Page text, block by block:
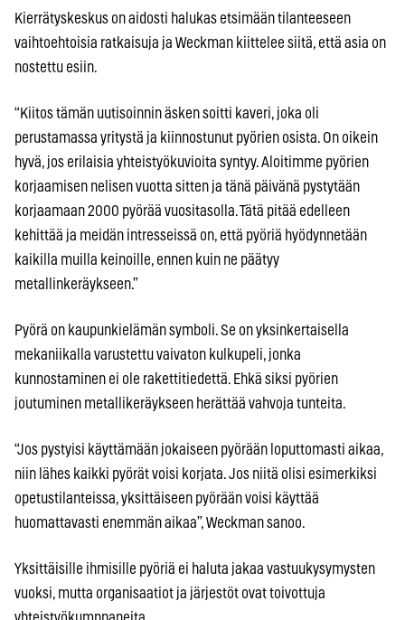
Kierrätyskeskus on aidosti halukas etsimään tilanteeseen
vaihtoehtoisia ratkaisuja ja Weckman kiittelee siitä, että asia on
nostettu esiin.
“Kiitos tämän uutisoinnin äsken soitti kaveri, joka oli
perustamassa yritystä ja kiinnostunut pyörien osista. On oikein
hyvä, jos erilaisia yhteistyökuvioita syntyy. Aloitimme pyörien
korjaamisen nelisen vuotta sitten ja tänä päivänä pystytään
korjaamaan 2000 pyörää vuositasolla. Tätä pitää edelleen
kehittää ja meidän intresseissä on, että pyöriä hyödynnetään
kaikilla muilla keinoille, ennen kuin ne päätyy
metallinkeräykseen.”
Pyörä on kaupunkielämän symboli. Se on yksinkertaisella
mekaniikalla varustettu vaivaton kulkupeli, jonka
kunnostaminen ei ole rakettitiedettä. Ehkä siksi pyörien
joutuminen metallikeräykseen herättää vahvoja tunteita.
“Jos pystyisi käyttämään jokaiseen pyörään loputtomasti aikaa,
niin lähes kaikki pyörät voisi korjata. Jos niitä olisi esimerkiksi
opetustilanteissa, yksittäiseen pyörään voisi käyttää
huomattavasti enemmän aikaa”, Weckman sanoo.
Yksittäisille ihmisille pyöriä ei haluta jakaa vastuukysymysten
vuoksi, mutta organisaatiot ja järjestöt ovat toivottuja